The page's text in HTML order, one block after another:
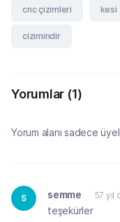
cnc çizimleri kesi
cizimindir
Yorumlar (1)
Yorum alanı sadece
S semme 57 yıl
teşekürler